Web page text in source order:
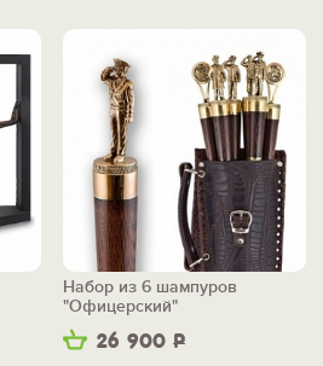
26 900 Р
Набор из 6 шампуров
"Офицерский"